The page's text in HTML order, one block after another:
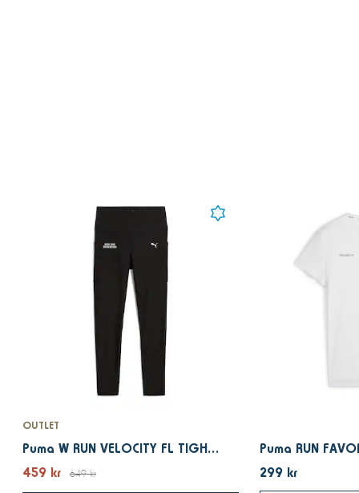
OUTLET
Puma W RUN VELOCITY FL TIGHT PUMA Black
459 kr
649 kr
299 kr